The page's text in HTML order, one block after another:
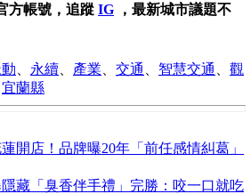
方帳號，追蹤 IG ，最新城市議題不
永續 產業 交通 智慧交通
觀
宜蘭縣
開店！品牌曝20年「前任感情糾葛」
藏「臭香伴手禮」完勝：咬一口就吃